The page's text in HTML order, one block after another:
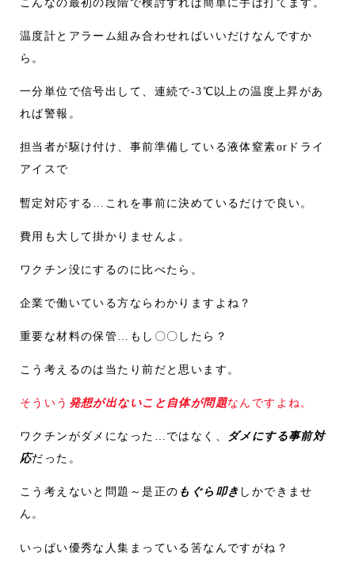
温度計とアラーム組み合わせればいいだけなんですか
ら。
一分単位で信号出して、連続で-3℃以上の温度上昇があ
れば警報。
担当者が駆け付け、事前準備している液体窒素orドライ
アイスで
暫定対応する…これを事前に決めているだけで良い。
費用も大して掛かりませんよ。
ワクチン没にするのに比べたら。
企業で働いている方ならわかりますよね？
重要な材料の保管…もし〇〇したら？
こう考えるのは当たり前だと思います。
そういう 発想が出ないこと自体が問題なんですよね。
ワクチンがダメになった…ではなく、
ダメにする事前対
応だった。
こう考えないと問題～是正の もぐら叩き しかできませ
ん。
いっぱい優秀な人集まっている筈なんですがね？